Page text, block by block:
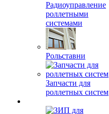
Радиоуправление
роллетными
системами
Рольставни
Запчасти для
роллетных систем